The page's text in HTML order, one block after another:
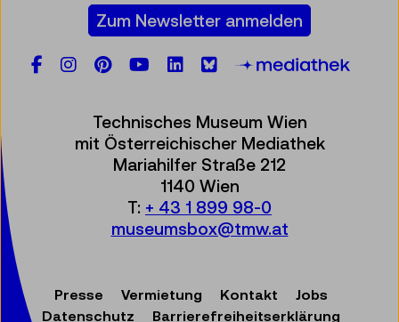
Zum Newsletter anmelden
Facebook
Instagram
Pinterest
YouTube
LinkedIn
Bluesky
Technisches Museum Wien
mit Österreichischer Mediathek
Mariahilfer Straße 212
1140 Wien
T: + 43 1 899 98-0
museumsbox@tmw.at
Presse Vermietung Kontakt
Jobs
Datenschutz
Barrierefreiheitserklärung